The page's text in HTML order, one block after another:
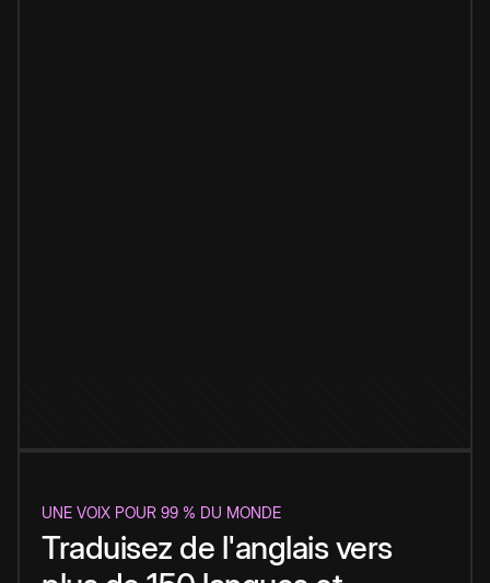
UNE VOIX POUR 99 % DU MONDE
Traduisez de l'anglais vers